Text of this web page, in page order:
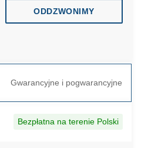
ODDZWONIMY
Gwarancyjne i pogwarancyjne
Bezpłatna na terenie Polski